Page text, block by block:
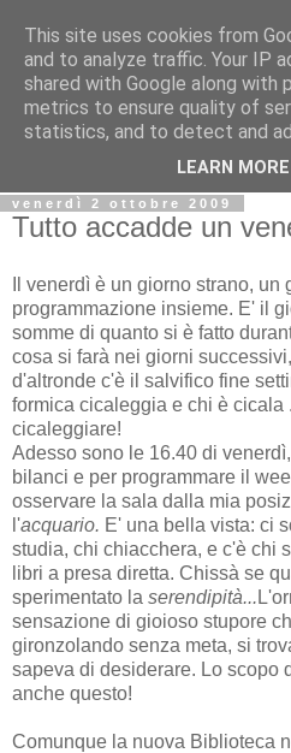
Biblio@rti in
Il Blog della Biblioteca di Area
informazioni iniziative incontri
venerdì 2 ottobre 2009
Tutto accadde un
Il venerdì è un giorno strano,
programmazione insieme. E' il
somme di quanto si è fatto
cosa si farà nei giorni
d'altronde c'è il salvifico fine
formica cicaleggia e chi è cicala
cicaleggiare!
Adesso sono le 16.40 di
bilanci e per programmare il
osservare la sala dalla mia
l'acquario. E' una bella vista: ci
studia, chi chiacchera, e c'è chi
libri a presa diretta. Chissà se
sperimentato la serendipità...
sensazione di gioioso stupore
gironzolando senza meta, si
sapeva di desiderare. Lo scopo
anche questo!
Comunque la nuova Biblioteca
This site uses cookies from
and to analyze traffic. Your IP
shared with Google along with
metrics to ensure quality of
statistics, and to detect and
LEARN MORE